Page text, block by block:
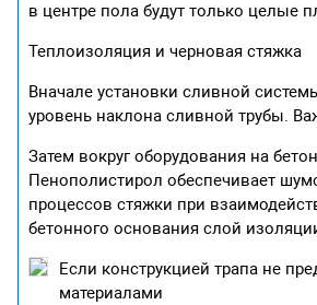
в центре пола будут только целые
Теплоизоляция и черновая стяжка
Вначале установки сливной
уровень наклона сливной трубы.
Затем вокруг оборудования на
Пенополистирол обеспечивает
процессов стяжки при
бетонного основания слой
Если конструкцией трапа не
материалами